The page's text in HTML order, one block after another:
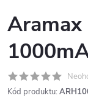
Aramax
Kód produktu: